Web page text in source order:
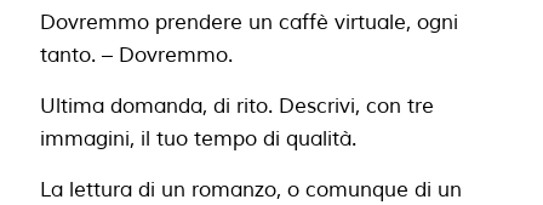
Dovremmo prendere un caffè virtuale, ogni
tanto. – Dovremmo.
Ultima domanda, di rito. Descrivi, con tre
immagini, il tuo tempo di qualità.
La lettura di un romanzo, o comunque di un